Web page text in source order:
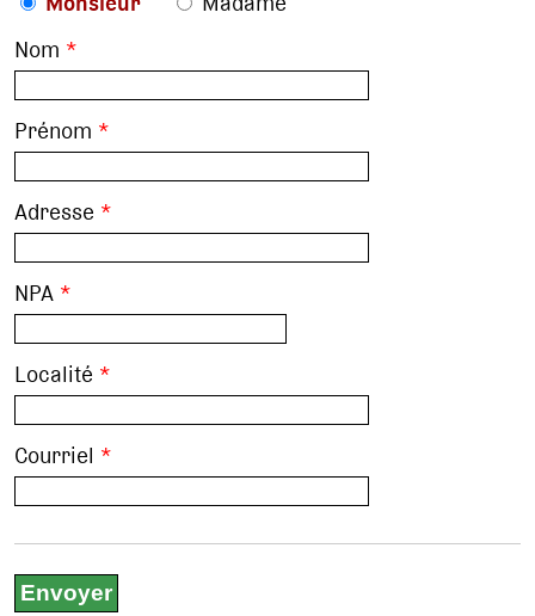
Nom *
Prénom *
Adresse *
NPA *
Localité *
Courriel *